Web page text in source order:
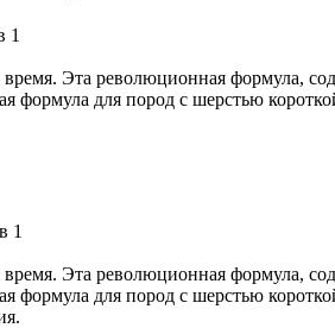
1
Эта революционная формула,
формула для пород с шерстью
1
Эта революционная формула,
формула для пород с шерстью